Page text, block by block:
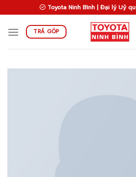
to
content
Toyota Ninh Bình | Đại lý Uỷ
TRẢ GÓP